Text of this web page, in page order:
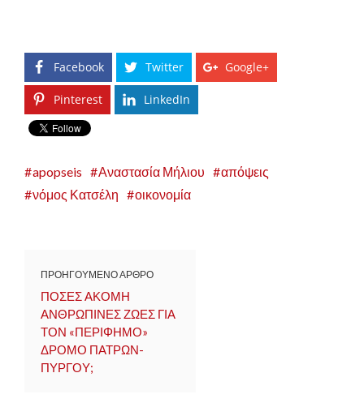
Facebook Twitter Google+
Pinterest LinkedIn
apopseis Αναστασία Μήλιου
απόψεις
νόμος Κατσέλη
οικονομία
ΠΡΟΗΓΟΥΜΕΝΟ ΑΡΘΡΟ
ΠΟΣΕΣ ΑΚΟΜΗ
ΑΝΘΡΩΠΙΝΕΣ ΖΩΕΣ ΓΙΑ
ΤΟΝ «ΠΕΡΙΦΗΜΟ»
ΔΡΟΜΟ ΠΑΤΡΩΝ-
ΠΥΡΓΟΥ;